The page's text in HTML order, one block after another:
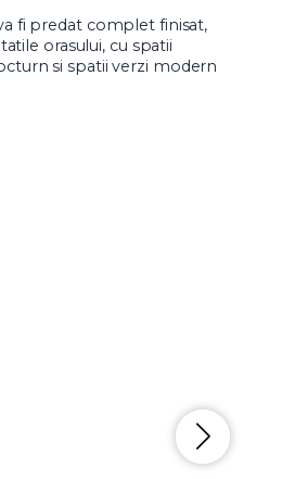
fi predat complet finisat,
orasului, cu spatii
si spatii verzi modern